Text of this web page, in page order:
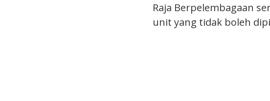
Raja Berpelembagaan
unit yang tidak boleh